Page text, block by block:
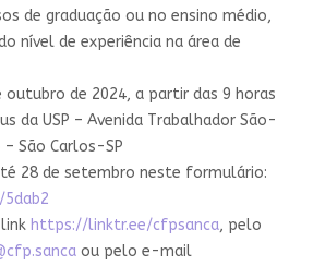
de graduação ou no ensino médio,
nível de experiência na área de
outubro de 2024, a partir das 9 horas
da USP – Avenida Trabalhador São-
São Carlos-SP
28 de setembro neste formulário:
https://linktr.ee/cfpsanca, pelo
ou pelo e-mail